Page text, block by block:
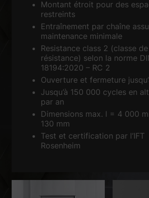
Montant étroit pour des
restreints
Entraînement par chaîne
maintenance minimale
Resistance class 2 (classe de
résistance) selon la norme
18194:2020 – RC 2
Ouverture et fermeture
Jusqu’à 150 000 cycles en
par an
Dimensions max. l = 4 000
130 mm
Test et certification par l’IFT
Rosenheim
Accepter uniquement les cookies
Préférence de confidentialité
Essentiels (1)
Les cookies essentiels permettent des fonctions
nécessaires au bon fonctionnement du site Web.
Afficher les informations du
Statistiques (1)
Les cookies de statistiques collectent des
anonyme. Ces informations nous aident à